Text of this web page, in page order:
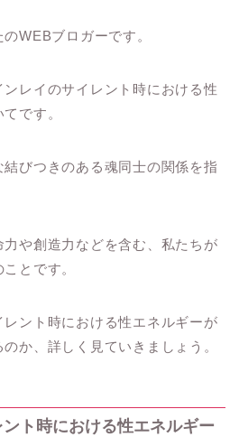
WEBブロガーです。
レイのサイレント時における性
です。
びつきのある魂同士の関係を指
や創造力などを含む、私たちが
とです。
ント時における性エネルギーが
か、詳しく見ていきましょう。
ト時における性エネルギー